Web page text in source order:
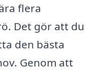
flera
Det gör att du
den bästa
Genom att